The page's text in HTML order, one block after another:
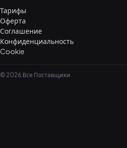
Тарифы
Оферта
Соглашение
Конфиденциальность
Cookie
© 2026 Все Поставщики